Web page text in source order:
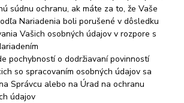
súdnu ochranu, ak máte za to, že Vaše
Nariadenia boli porušené v dôsledku
Vašich osobných údajov v rozpore s
pochybností o dodržiavaní povinností
so spracovaním osobných údajov sa
Správcu alebo na Úrad na ochranu
údajov